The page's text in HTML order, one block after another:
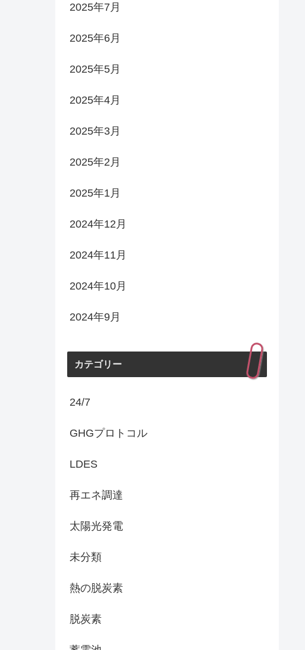
2025年7月
2025年6月
2025年5月
2025年4月
2025年3月
2025年2月
2025年1月
2024年12月
2024年11月
2024年10月
2024年9月
カテゴリー
24/7
GHGプロトコル
LDES
再エネ調達
太陽光発電
未分類
熱の脱炭素
脱炭素